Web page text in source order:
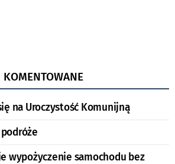
KOMENTOWANE
na Uroczystość Komunijną
wypożyczenie samochodu bez